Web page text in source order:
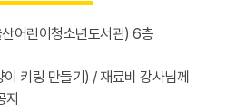
어린이청소년도서관) 6층
이 키링 만들기) / 재료비 강사님께